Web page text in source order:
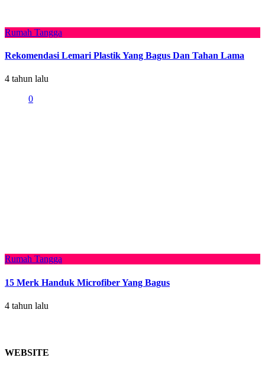
Rumah Tangga
Rekomendasi Lemari Plastik Yang Bagus Dan Tahan Lama
4 tahun lalu
0
Rumah Tangga
15 Merk Handuk Microfiber Yang Bagus
4 tahun lalu
WEBSITE